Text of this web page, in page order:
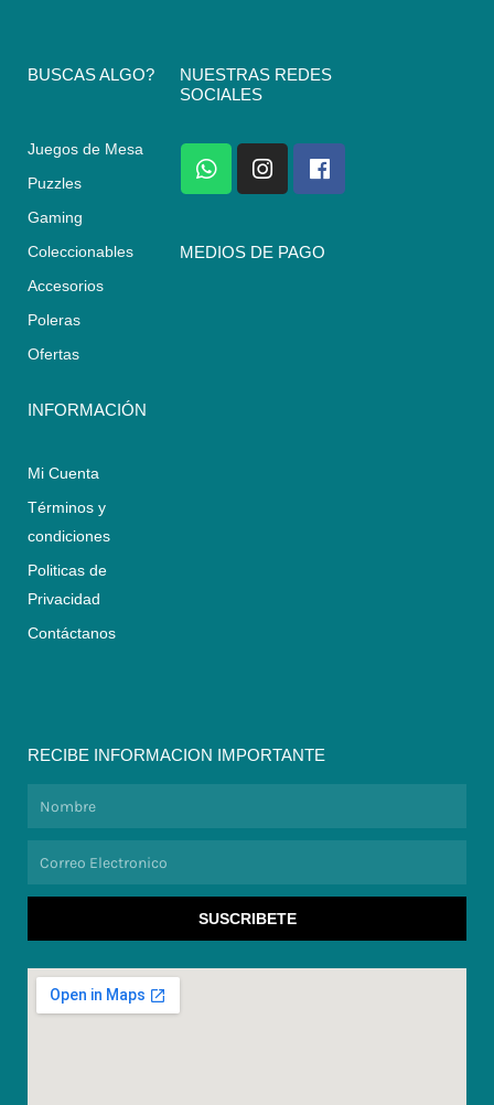
BUSCAS ALGO?
Juegos de Mesa
Puzzles
Gaming
Coleccionables
Accesorios
Poleras
Ofertas
INFORMACIÓN
Mi Cuenta
Términos y
condiciones
Politicas de
Privacidad
Contáctanos
NUESTRAS REDES
SOCIALES
W
h
a
s
I
n
s
a
F
a
c
b
MEDIOS DE PAGO
RECIBE INFORMACION IMPORTANTE
SUSCRIBETE